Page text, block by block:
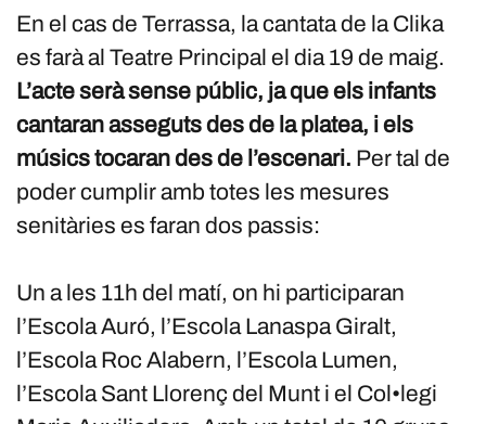
En el cas de Terrassa, la cantata de la Clika
es farà al Teatre Principal el dia 19 de maig.
L’acte serà sense públic, ja que els infants
cantaran asseguts des de la platea, i els
músics tocaran des de l’escenari. Per tal de
poder cumplir amb totes les mesures
senitàries es faran dos passis:
Un a les 11h del matí, on hi participaran
l’Escola Auró, l’Escola Lanaspa Giralt,
l’Escola Roc Alabern, l’Escola Lumen,
l’Escola Sant Llorenç del Munt i el Col•legi